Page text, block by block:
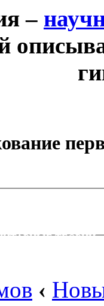
–
СООБЩЕНИЯ
ТЕОРИИ
‹